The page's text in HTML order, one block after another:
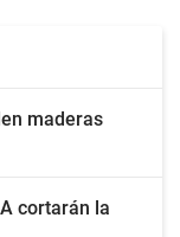
maderas
cortarán la